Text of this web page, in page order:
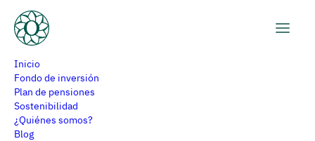
Inicio
Fondo de inversión
Plan de pensiones
Sostenibilidad
¿Quiénes somos?
Blog
Facilísimo